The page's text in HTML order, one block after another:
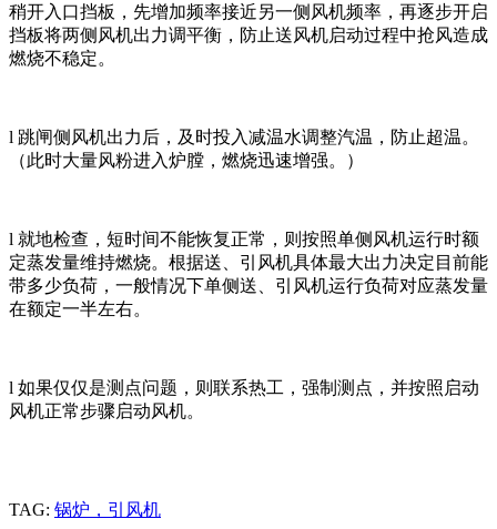
稍开入口挡板，先增加频率接近另一侧风机频率，再逐步开启
挡板将两侧风机出力调平衡，防止送风机启动过程中抢风造成
燃烧不稳定。
l 跳闸侧风机出力后，及时投入减温水调整汽温，防止超温。
（此时大量风粉进入炉膛，燃烧迅速增强。）
l 就地检查，短时间不能恢复正常，则按照单侧风机运行时额
定蒸发量维持燃烧。根据送、引风机具体最大出力决定目前能
带多少负荷，一般情况下单侧送、引风机运行负荷对应蒸发量
在额定一半左右。
l 如果仅仅是测点问题，则联系热工，强制测点，并按照启动
风机正常步骤启动风机。
TAG: 锅炉，引风机